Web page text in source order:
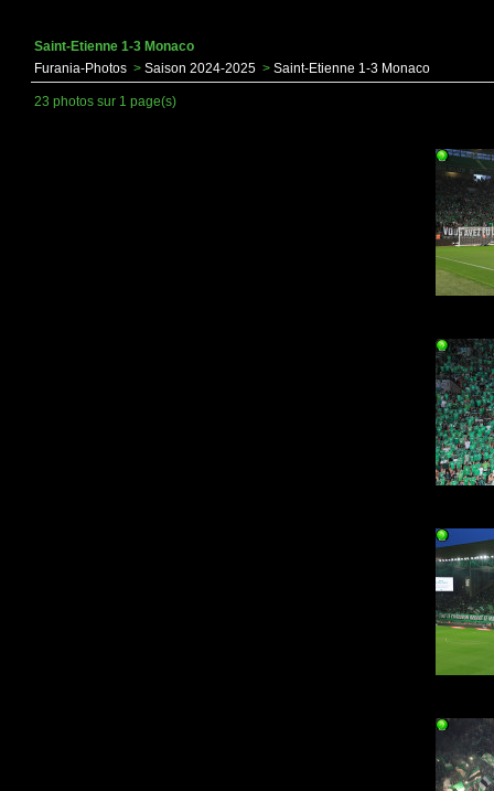
Saint-Etienne 1-3 Monaco
Furania-Photos > Saison 2024-2025 > Saint-Etienne 1-3 Monaco
23 photos sur 1 page(s)